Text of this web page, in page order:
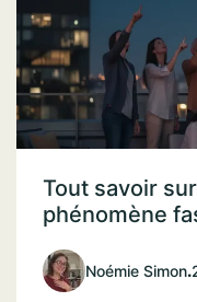
Tout savoir
phénomène
Noémie Simon.